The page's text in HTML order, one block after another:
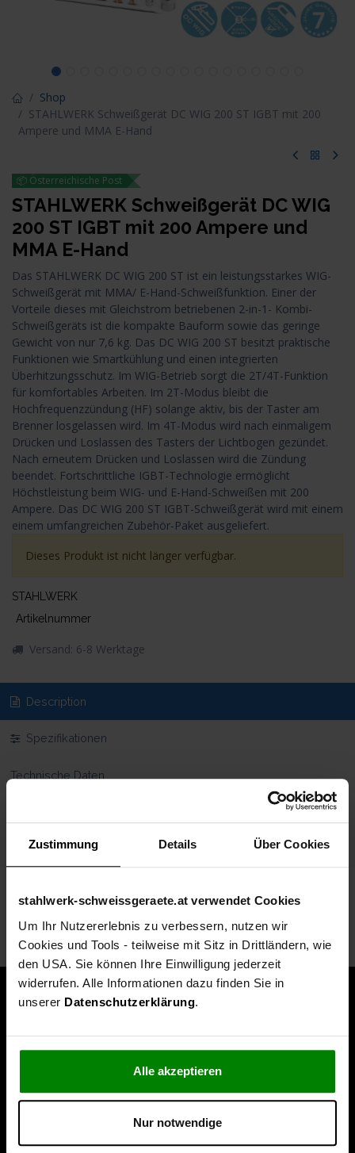
Zustimmung Details Über Cookies
stahlwerk-schweissgeraete.at verwendet Cookies
Um Ihr Nutzererlebnis zu verbessern, nutzen wir
Cookies und Tools - teilweise mit Sitz in Drittländern, wie
den USA. Sie können Ihre Einwilligung jederzeit
widerrufen. Alle Informationen dazu finden Sie in
unserer Datenschutzerklärung.
Alle akzeptieren
Nur notwendige
Shop
STAHLWERK Schweißgerät DC WIG 200 ST IGBT mit 200
Ampere und MMA E-Hand
📦 Österreichische Post
STAHLWERK Schweißgerät DC WIG
200 ST IGBT mit 200 Ampere und
MMA E-Hand
Das STAHLWERK DC WIG 200 ST ist ein leistungsstarkes WIG-
Schweißgerät mit MMA/ E-Hand-Schweißfunktion. Einer der
Vorteile dieses mit Gleichstrom betriebenen 2-in-1- Kombi-
Schweißgeräts ist die kompakte Bauform sowie das geringe
Gewicht von nur 7,6 kg. Das DC WIG 200 ST besitzt praktische
Funktionen wie Smartkühlung und einen integrierten
Überhitzungsschutz. Im WIG-Betrieb sorgt die 2T/4T-Funktion
für komfortables Arbeiten. Im 2T-Modus bleibt die
Hochfrequenzzündung (HF) solange aktiv, bis der Taster am
Brenner losgelassen wird. Im 4T-Modus wird nach einmaligem
Drücken und Loslassen des Tasters der Lichtbogen gezündet.
Nach erneutem Drücken und Loslassen wird die Zündung
beendet. Fortschrittliche IGBT-Technologie ermöglicht
Höchstleistung beim WIG- und E-Hand-Schweißen mit 200
Ampere. Das DC WIG 200 ST IGBT-Schweißgerät wird mit einem
einem umfangreichen Zubehör-Paket ausgeliefert.
Dieses Produkt ist nicht länger verfügbar.
STAHLWERK
Artikelnummer
Versand: 6-8 Werktage
Description
Spezifikationen
Technische Daten
Produkt Video
Zubehörprodukte